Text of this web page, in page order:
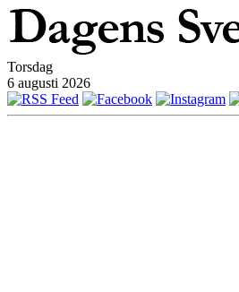
Torsdag
6 augusti 2026